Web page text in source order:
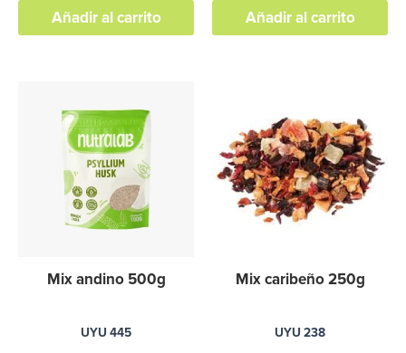
Añadir al carrito Añadir al carrito
Mix andino 500g
UYU 445
Mix caribeño 250g
UYU 238